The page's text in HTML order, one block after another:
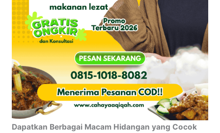
Dapatkan Berbagai Macam Hidangan yang Cocok